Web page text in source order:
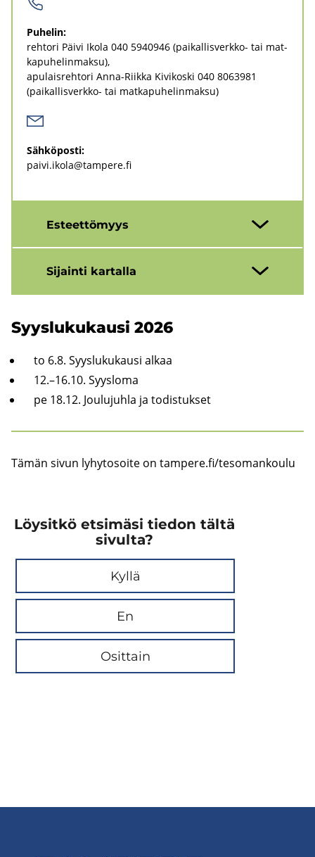
Pu­he­lin:
reh­to­ri Päivi Ikola 040 5940946 (paikallisverkko-​ tai mat­
ka­pu­he­lin­mak­su)
apu­lais­reh­to­ri Anna-​Riikka Ki­vi­kos­ki 040 8063981
(paikallisverkko-​ tai mat­ka­pu­he­lin­mak­su)
Säh­kö­pos­ti:
paivi.ikola@tam­pe­re.fi
Es­teet­tö­myys
Si­jain­ti kar­tal­la
Syys­lu­ku­kausi 2026
to 6.8. Syys­lu­ku­kausi alkaa
12.–16.10. Syys­lo­ma
pe 18.12. Jou­lu­juh­la ja to­dis­tuk­set
Tämän sivun ly­hy­to­soi­te on tam­pe­re.fi/te­so­man­kou­lu
Löysitkö etsimäsi tiedon tältä
sivulta?
Kyllä
En
Osittain